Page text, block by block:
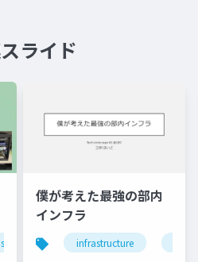
ライド
server operation network
僕が考えた最強の部内
インフラ
infrastructure